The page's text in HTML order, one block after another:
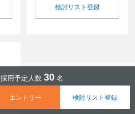
用予定人数 30 名
エントリー 検討リスト登録
検討リスト登録